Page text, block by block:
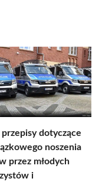
przepisy dotyczące
noszenia
przez młodych
i